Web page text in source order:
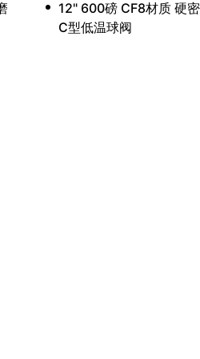
12" 600磅 CF8材质 硬
C型低温球阀